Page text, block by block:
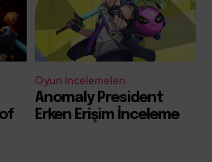
Oyun İncelemeleri
Anomaly President
Erken Erişim İnceleme